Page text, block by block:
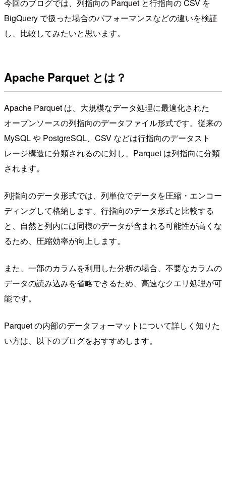
今回のブログでは、列指向の Parquet と行指向の CSV を
BigQuery で扱った場合のパフォーマンスなどの違いを検証
し、比較してみたいと思います。
Apache Parquet とは？
Apache Parquet は、大規模なデータ処理に最適化された
オープンソースの列指向のデータファイル形式です。従来の
MySQL や PostgreSQL、CSV などは行指向のデータスト
レージ構造に分類されるのに対し、Parquet は列指向に分類
されます。
列指向のデータ形式では、列単位でデータを圧縮・エンコー
ディングして格納します。行指向のデータ形式と比較する
と、自然と列内には同様のデータが含まれる可能性が高くな
るため、圧縮効率が向上します。
また、一部のカラムを利用した分析の場合、不要なカラムの
データの読み込みを省略できるため、高速なクエリ処理が可
能です。
Parquet の内部のデータフォーマットについて詳しく知りた
い方は、以下のブログをおすすめします。